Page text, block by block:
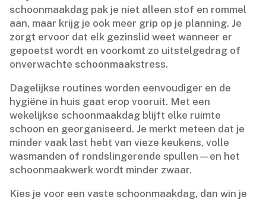
schoonmaakdag pak je niet alleen stof en rommel
aan, maar krijg je ook meer grip op je planning.​ Je
zorgt ervoor dat elk gezinslid weet wanneer er
gepoetst wordt en voorkomt zo uitstelgedrag of
onverwachte schoonmaakstress.​
Dagelijkse routines worden eenvoudiger en de
hygiëne in huis gaat erop vooruit.​ Met een
wekelijkse schoonmaakdag blijft elke ruimte
schoon en georganiseerd.​ Je merkt meteen dat je
minder vaak last hebt van vieze keukens, volle
wasmanden of rondslingerende spullen—en het
schoonmaakwerk wordt minder zwaar.​
Kies je voor een vaste schoonmaakdag, dan win je